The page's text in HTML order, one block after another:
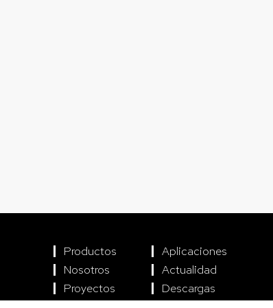
Productos
Aplicaciones
Nosotros
Actualidad
Proyectos
Descargas